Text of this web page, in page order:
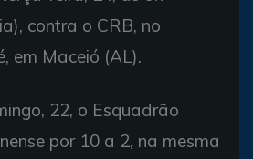
contra o CRB, no
em Maceió (AL).
22, o Esquadrão
por 10 a 2, na mesma